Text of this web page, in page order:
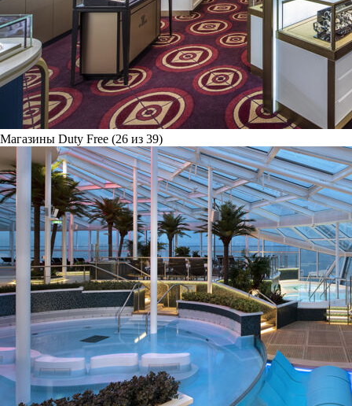
Магазины Duty Free (26 из 39)